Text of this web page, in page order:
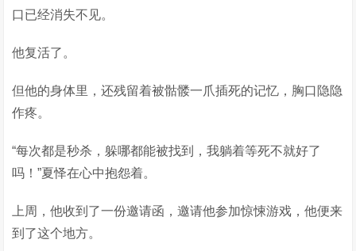
口已经消失不见。
他复活了。
但他的身体里，还残留着被骷髅一爪插死的记忆，胸口隐隐
作疼。
“每次都是秒杀，躲哪都能被找到，我躺着等死不就好了
吗！”夏怿在心中抱怨着。
上周，他收到了一份邀请函，邀请他参加惊悚游戏，他便来
到了这个地方。